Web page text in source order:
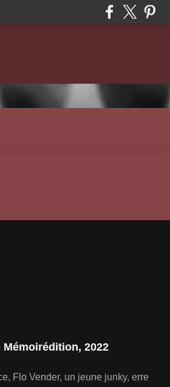
Mémoirédition, 2022
Flo Vender, un jeune junky, erre